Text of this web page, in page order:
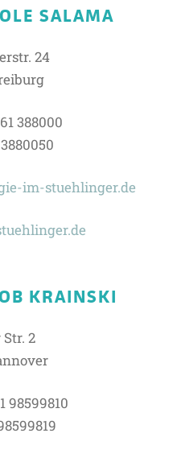
SALAMA
24
388000
im-stuehlinger.de
KRAINSKI
2
98599810